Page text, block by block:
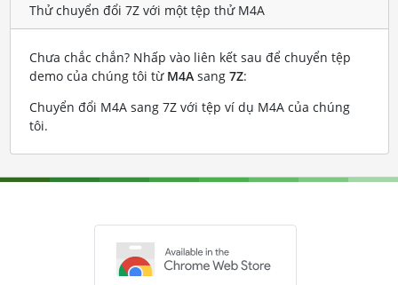
Thử chuyển đổi 7Z với một tệp thử M4A
Chưa chắc chắn? Nhấp vào liên kết sau để chuyển tệp
demo của chúng tôi từ M4Asang 7Z:
Chuyển đổi M4A sang 7Z với tệp ví dụ M4A của chúng
tôi.